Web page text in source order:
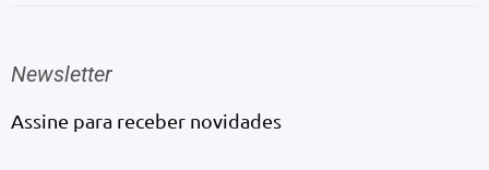
Newsletter
Assine para receber novidades